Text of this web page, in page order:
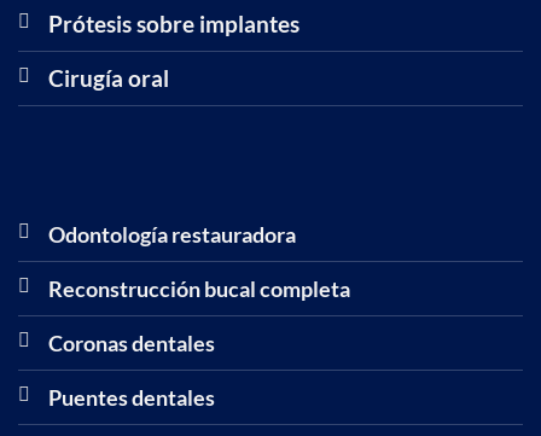
Prótesis sobre implantes
Cirugía oral
Odontología restauradora
Reconstrucción bucal completa
Coronas dentales
Puentes dentales